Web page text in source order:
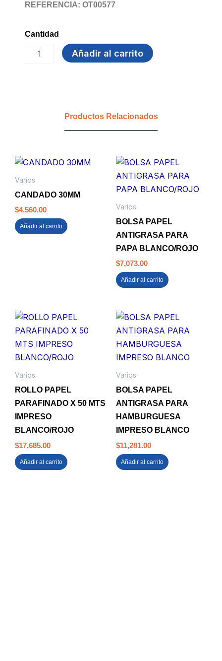
REFERENCIA: OT00577
Cantidad
TAPA
Añadir al carrito
Productos Relacionados
Varios
CANDADO 30MM
$4,560.00
Añadir al carrito
Varios
BOLSA PAPEL
ANTIGRASA PARA
PAPA BLANCO/ROJO
$7,073.00
Añadir al carrito
Varios
ROLLO PAPEL
PARAFINADO X 50 MTS
IMPRESO
BLANCO/ROJO
$17,685.00
Añadir al carrito
Varios
BOLSA PAPEL
ANTIGRASA PARA
HAMBURGUESA
IMPRESO BLANCO
$11,281.00
Añadir al carrito